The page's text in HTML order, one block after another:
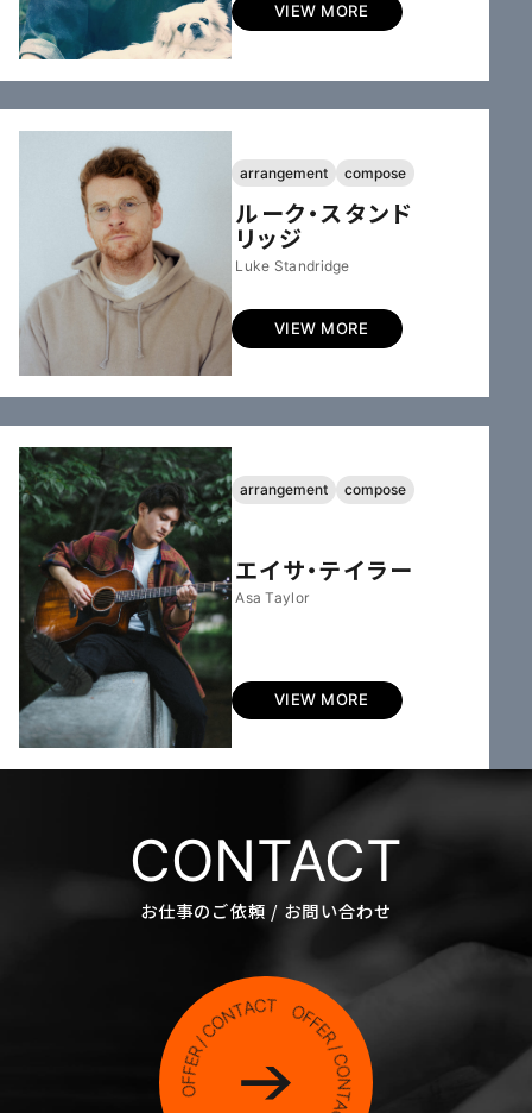
VIEW MORE
arrangement compose
ルーク・スタンド
リッジ
Luke Standridge
VIEW MORE
arrangement compose
エイサ・テイラー
Asa Taylor
VIEW MORE
CONTACT
お仕事のご依頼 / お問い合わせ